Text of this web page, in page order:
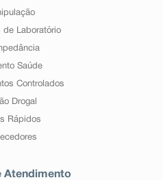
de Laboratório
Saúde
Controlados
Drogal
Rápidos
Atendimento